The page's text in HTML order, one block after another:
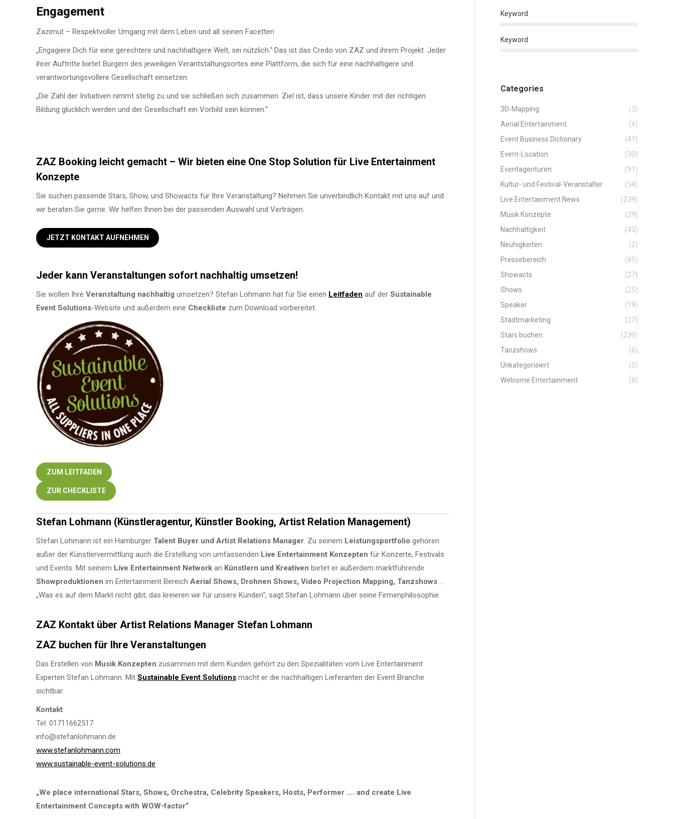
Engagement
Zazimut – Respektvoller Umgang mit dem Leben und all seinen Facetten
„Engagiere Dich für eine gerechtere und nachhaltigere Welt, sei nützlich.“ Das ist das Credo von ZAZ und ihrem Projekt. Jeder
ihrer Auftritte bietet Bürgern des jeweiligen Verantstaltungsortes eine Plattform, die sich für eine nachhaltigere und
verantwortungsvollere Gesellschaft einsetzen.
„Die Zahl der Initiativen nimmt stetig zu und sie schließen sich zusammen. Ziel ist, dass unsere Kinder mit der richtigen
Bildung glücklich werden und der Gesellschaft ein Vorbild sein können.“
ZAZ Booking leicht gemacht – Wir bieten eine One Stop Solution für Live Entertainment
Konzepte
Sie suchen passende Stars, Show, und Showacts für Ihre Veranstaltung? Nehmen Sie unverbindlich Kontakt mit uns auf und
wir beraten Sie gerne. Wir helfen Ihnen bei der passenden Auswahl und Verträgen.
JETZT KONTAKT AUFNEHMEN
Jeder kann Veranstaltungen sofort nachhaltig umsetzen!
Sie wollen Ihre Veranstaltung nachhaltig umsetzen? Stefan Lohmann hat für Sie einen Leitfaden auf der Sustainable
Event Solutions-Website und außerdem eine Checkliste zum Download vorbereitet.
ZUM LEITFADEN
ZUR CHECKLISTE
Stefan Lohmann (Künstleragentur, Künstler Booking, Artist Relation Management)
Stefan Lohmann ist ein Hamburger Talent Buyer und Artist Relations Manager. Zu seinem Leistungsportfolio gehören
außer der Künstlervermittlung auch die Erstellung von umfassenden Live Entertainment Konzepten für Konzerte, Festivals
und Events. Mit seinem Live Entertainment Network an Künstlern und Kreativen bietet er außerdem marktführende
Showproduktionen im Entertainment Bereich Aerial Shows, Drohnen Shows, Video Projection Mapping, Tanzshows …
„Was es auf dem Markt nicht gibt, das kreieren wir für unsere Kunden“, sagt Stefan Lohmann über seine Firmenphilosophie.
ZAZ Kontakt über Artist Relations Manager Stefan Lohmann
ZAZ buchen für Ihre Veranstaltungen
Das Erstellen von Musik Konzepten zusammen mit dem Kunden gehört zu den Spezialitäten vom Live Entertainment
Experten Stefan Lohmann. Mit Sustainable Event Solutions macht er die nachhaltigen Lieferanten der Event Branche
sichtbar.
Kontakt:
Tel: 01711662517
info@stefanlohmann.de
www.stefanlohmann.com
www.sustainable-event-solutions.de
„We place international Stars, Shows, Orchestra, Celebrity Speakers, Hosts, Performer …. and create Live
Entertainment Concepts with WOW-factor“
Keyword
Keyword
Categories
3D-Mapping
(3)
Aerial Entertainment
(4)
Event Business Dictionary
(41)
Event-Location
(30)
Eventagenturen
(91)
Kultur- und Festival-Veranstalter
(54)
Live Entertainment News
(239)
Musik Konzepte
(29)
Nachhaltigkeit
(43)
Neuhigkeiten
(2)
Pressebereich
(85)
Showacts
(27)
Shows
(25)
Speaker
(19)
Stadtmarketing
(27)
Stars buchen
(230)
Tanzshows
(6)
Unkategorisiert
(5)
Welcome Entertainment
(8)